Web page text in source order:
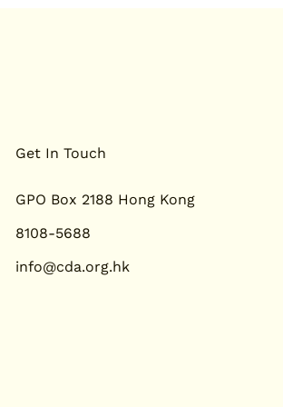
Get In Touch
GPO Box 2188 Hong Kong
8108-5688
info@cda.org.hk